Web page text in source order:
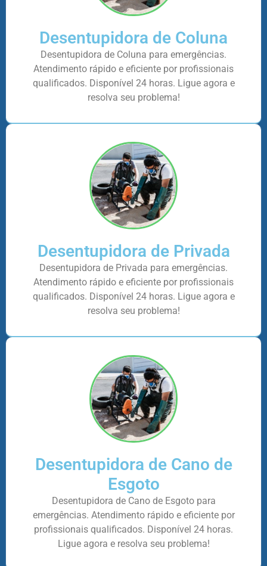
Desentupidora de Coluna
Desentupidora de Coluna para emergências.
Atendimento rápido e eficiente por profissionais
qualificados. Disponível 24 horas. Ligue agora e
resolva seu problema!
Desentupidora de Privada
Desentupidora de Privada para emergências.
Atendimento rápido e eficiente por profissionais
qualificados. Disponível 24 horas. Ligue agora e
resolva seu problema!
Desentupidora de Cano de
Esgoto
Desentupidora de Cano de Esgoto para
emergências. Atendimento rápido e eficiente por
profissionais qualificados. Disponível 24 horas.
Ligue agora e resolva seu problema!